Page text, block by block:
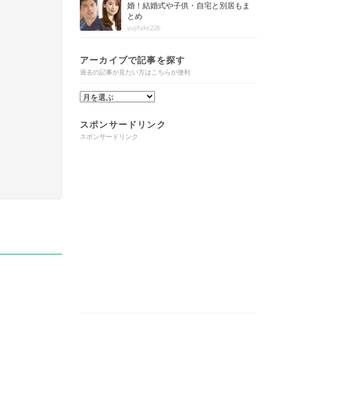
婚！結婚式や子供・自宅と別居もま
とめ
yujitake226
アーカイブで記事を探す
過去の記事が見たい方はこちらが便利
スポンサードリンク
スポンサードリンク